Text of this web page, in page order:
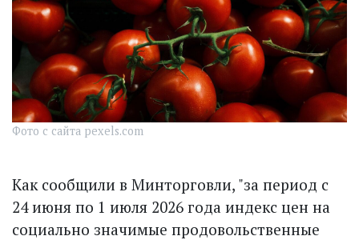
Фото с сайта pexels.com
Как сообщили в Минторговли, "за период с
24 июня по 1 июля 2026 года индекс цен на
социально значимые продовольственные